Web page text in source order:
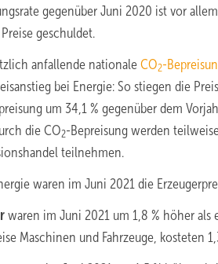
gegenüber Juni 2020 ist vor
geschuldet.
anfallende nationale CO2-
bei Energie: So stiegen die
um 34,1 % gegenüber dem
die CO2-Bepreisung werden
teilnehmen.
waren im Juni 2021 die
waren im Juni 2021 um 1,8 % höher als
Maschinen und Fahrzeuge, kosteten